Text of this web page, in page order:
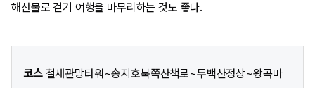
해산물로 걷기 여행을 마무리하는 것도 좋다.
코스철새관망타워~송지호북쪽산책로~두백산정상~왕곡마